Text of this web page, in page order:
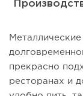
прекрасно
ресторанах и